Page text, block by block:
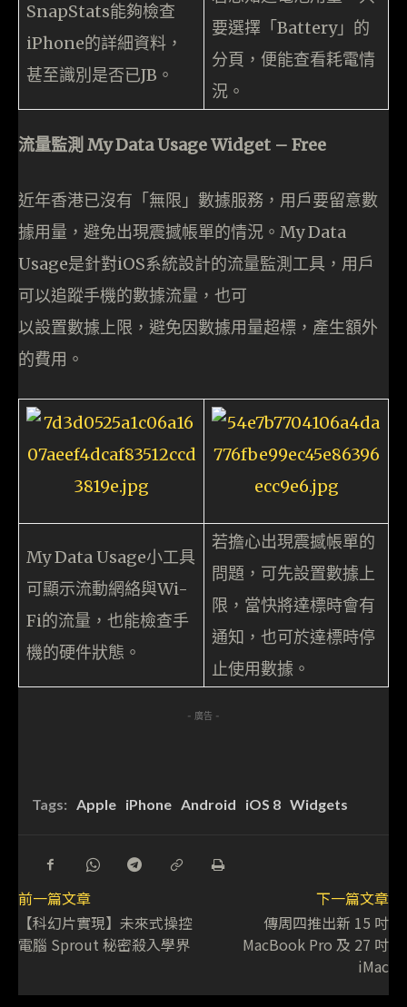
SnapStats能夠檢查
iPhone的詳細資料，
甚至識別是否已JB。
要選擇「Battery」的
分頁，便能查看耗電情
況。
流量監測 My Data Usage Widget – Free
近年香港已沒有「無限」數據服務，用戶要留意數
據用量，避免出現震撼帳單的情況。My Data
Usage是針對iOS系統設計的流量監測工具，用戶
可以追蹤手機的數據流量，也可
以設置數據上限，避免因數據用量超標，產生額外
的費用。
My Data Usage小工具
可顯示流動網絡與Wi-
Fi的流量，也能檢查手
機的硬件狀態。
若擔心出現震撼帳單的
問題，可先設置數據上
限，當快將達標時會有
通知，也可於達標時停
止使用數據。
- 廣告 -
Tags: Apple iPhone Android iOS 8 Widgets
前一篇文章
【科幻片實現】未來式操控
電腦 Sprout 秘密殺入學界
下一篇文章
傳周四推出新 15 吋
MacBook Pro 及 27 吋
iMac